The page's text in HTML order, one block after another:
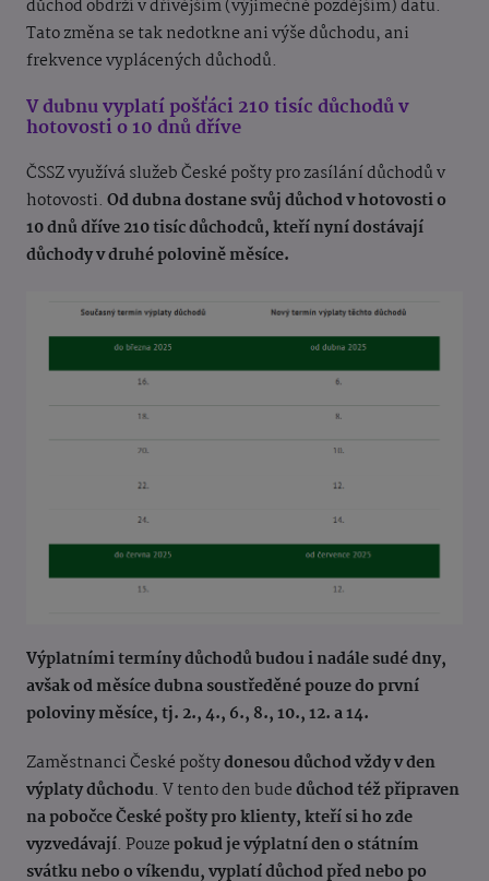
důchod obdrží v dřívějším (výjimečně pozdějším) datu.
Tato změna se tak nedotkne ani výše důchodu, ani
frekvence vyplácených důchodů.
V dubnu vyplatí pošťáci 210 tisíc důchodů v
hotovosti o 10 dnů dříve
ČSSZ využívá služeb České pošty pro zasílání důchodů v
hotovosti. Od dubna dostane svůj důchod v hotovosti o
10 dnů dříve 210 tisíc důchodců, kteří nyní dostávají
důchody v druhé polovině měsíce.
Výplatními termíny důchodů budou i nadále sudé dny,
avšak od měsíce dubna soustředěné pouze do první
poloviny měsíce, tj. 2., 4., 6., 8., 10., 12. a 14.
Zaměstnanci České poštydonesou důchod vždy v den
výplaty důchodu. V tento den budedůchod též připraven
na pobočce České pošty pro klienty, kteří si ho zde
vyzvedávají. Pouze pokud je výplatní den o státním
svátku nebo o víkendu, vyplatí důchod před nebo po